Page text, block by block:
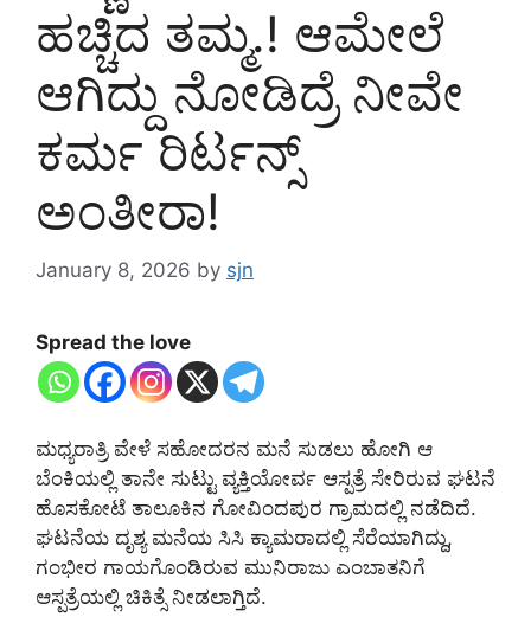
ಹಚ್ಚಿದ ತಮ್ಮ.! ಆಮೇಲೆ
ಆಗಿದ್ದು ನೋಡಿದ್ರೆ ನೀವೇ
ಕರ್ಮ ರಿರ್ಟನ್ಸ್
ಅಂತೀರಾ!
January 8, 2026 by sjn
Spread the love
ಮಧ್ಯರಾತ್ರಿ ವೇಳೆ ಸಹೋದರನ ಮನೆ ಸುಡಲು ಹೋಗಿ ಆ
ಬೆಂಕಿಯಲ್ಲಿ ತಾನೇ ಸುಟ್ಟು ವ್ಯಕ್ತಿಯೋರ್ವ ಆಸ್ಪತ್ರೆ ಸೇರಿರುವ ಘಟನೆ
ಹೊಸಕೋಟೆ ತಾಲೂಕಿನ ಗೋವಿಂದಪುರ ಗ್ರಾಮದಲ್ಲಿ ನಡೆದಿದೆ.
ಘಟನೆಯ ದೃಶ್ಯ ಮನೆಯ ಸಿಸಿ ಕ್ಯಾಮರಾದಲ್ಲಿ ಸೆರೆಯಾಗಿದ್ದು,
ಗಂಭೀರ ಗಾಯಗೊಂಡಿರುವ ಮುನಿರಾಜು ಎಂಬಾತನಿಗೆ
ಆಸ್ಪತ್ರೆಯಲ್ಲಿ ಚಿಕಿತ್ಸೆ ನೀಡಲಾಗ್ತಿದೆ.